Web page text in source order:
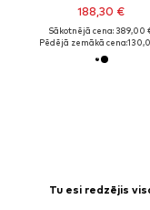
188,30 €
Sākotnējā cena: 389,00
Pēdējā zemākā cena:
Tu esi redzējis